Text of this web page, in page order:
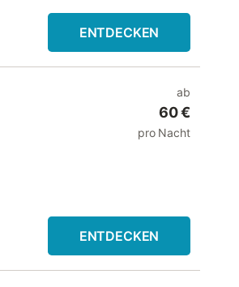
ENTDECKEN
ab
60 €
pro Nacht
ENTDECKEN